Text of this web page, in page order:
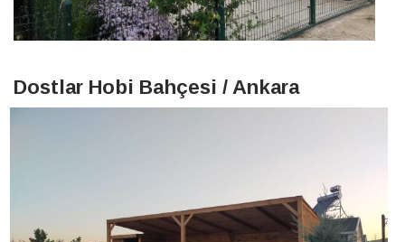
Dostlar Hobi Bahçesi / Ankara